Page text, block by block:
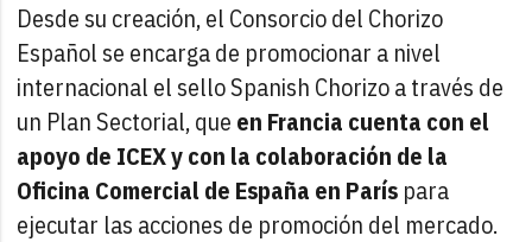
Desde su creación, el Consorcio del Chorizo
Español se encarga de promocionar a nivel
internacional el sello Spanish Chorizo a través de
un Plan Sectorial, que en Francia cuenta con el
apoyo de ICEX y con la colaboración de la
Oficina Comercial de España en París para
ejecutar las acciones de promoción del mercado.